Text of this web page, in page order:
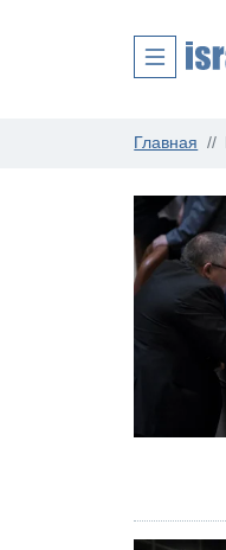
Главная